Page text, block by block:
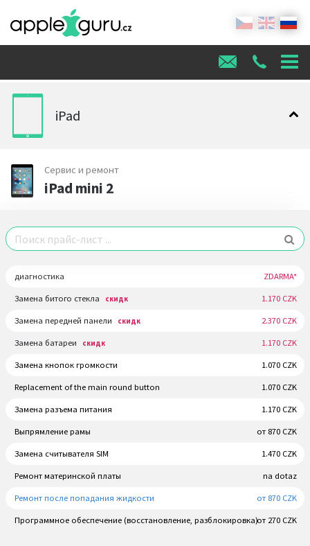
iPad
Сервис и ремонт
iPad mini 2
диагностика ZDARMA*
Замена битого стекла скидк 1.170 CZK
Замена передней панели скидк 2.370 CZK
Замена батареи скидк 1.170 CZK
Замена кнопок громкости 1.070 CZK
Replacement of the main round button 1.070 CZK
Замена разъема питания 1.170 CZK
Выпрямление рамы от 870 CZK
Замена считывателя SIM 1.470 CZK
Ремонт материнской платы na dotaz
Ремонт после попадания жидкости от 870 CZK
Программное обеспечение (восстановление, разблокировка)от 270 CZK